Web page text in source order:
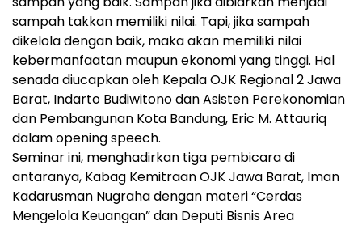
sampah takkan memiliki nilai. Tapi, jika sampah
dikelola dengan baik, maka akan memiliki nilai
kebermanfaatan maupun ekonomi yang tinggi. Hal
senada diucapkan oleh Kepala OJK Regional 2 Jawa
Barat, Indarto Budiwitono dan Asisten Perekonomian
dan Pembangunan Kota Bandung, Eric M. Attauriq
dalam opening speech.
Seminar ini, menghadirkan tiga pembicara di
antaranya, Kabag Kemitraan OJK Jawa Barat, Iman
Kadarusman Nugraha dengan materi “Cerdas
Mengelola Keuangan” dan Deputi Bisnis Area